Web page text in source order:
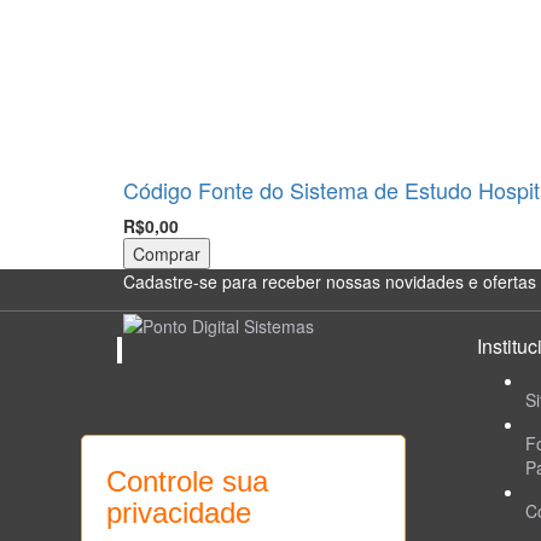
Código Fonte do Sistema de Estudo
R$0,00
Comprar
Cadastre-se para receber nossas novidades e
Controle sua
privacidade